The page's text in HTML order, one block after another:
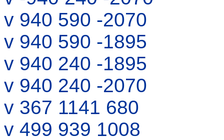
v 940 590 -2070
v 940 590 -1895
v 940 240 -1895
v 940 240 -2070
v 367 1141 680
v 499 939 1008